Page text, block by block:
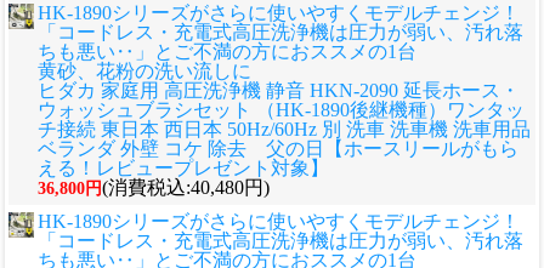
HK-1890シリーズがさらに使いやすくモデルチェンジ！
「コードレス・充電式高圧洗浄機は圧力が弱い、汚れ落
ちも悪い‥」とご不満の方におススメの1台
黄砂、花粉の洗い流しに
ヒダカ 家庭用 高圧洗浄機 静音 HKN-2090 延長ホース・
ウォッシュブラシセット （HK-1890後継機種）ワンタッ
チ接続 東日本 西日本 50Hz/60Hz 別 洗車 洗車機 洗車用品
ベランダ 外壁 コケ 除去 父の日【ホースリールがもら
える！レビュープレゼント対象】
36,800円(消費税込:40,480円)
HK-1890シリーズがさらに使いやすくモデルチェンジ！
「コードレス・充電式高圧洗浄機は圧力が弱い、汚れ落
ちも悪い‥」とご不満の方におススメの1台